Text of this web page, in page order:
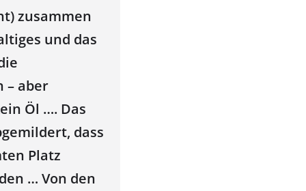
zusammen
und das
– aber
Öl …. Das
dass
Platz
… Von den